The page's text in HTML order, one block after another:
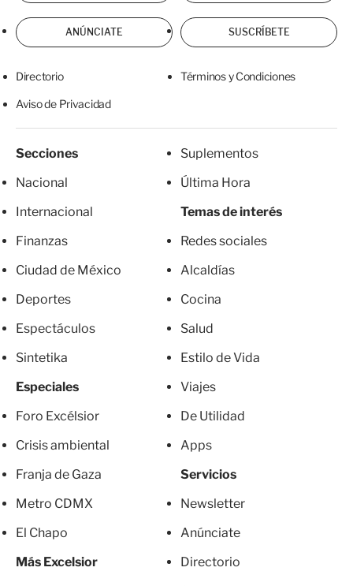
ANÚNCIATE SUSCRÍBETE
Directorio Términos y Condiciones
Aviso de Privacidad
Secciones
Nacional
Internacional
Finanzas
Ciudad de México
Deportes
Espectáculos
Sintetika
Especiales
Foro Excélsior
Crisis ambiental
Franja de Gaza
Metro CDMX
El Chapo
Más Excelsior
Suplementos
Última Hora
Temas de interés
Redes sociales
Alcaldías
Cocina
Salud
Estilo de Vida
Viajes
De Utilidad
Apps
Servicios
Newsletter
Anúnciate
Directorio